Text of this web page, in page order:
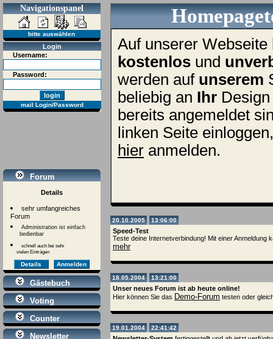
Navigationspanel
bitte auswählen
Login
Username:
Password:
mail Login/Password
Forum
Details
sehr umfangreiches
Forum
Administration ist einfach
bedienbar
schnell auch bei sehr
vielen Einträgen
Details Anmelden
Gästebuch
Voting
Counter
Newsletter
Auf unserer
kostenlos und
werden auf unserem
beliebig an Ihr
bereits angemeldet
linken Seite
hier anmelden.
20.10.2005 13:06:00
Speed-Test
Teste deine Internetverbindung! Mit einer Anmeldung
mehr
18.05.2004 13:21:00
Unser neues Forum ist ab heute online!
Hier können Sie das Demo-Forum testen oder
19.01.2004 22:41:42